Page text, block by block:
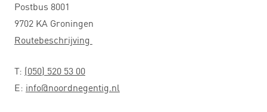
Postbus 8001
9702 KA Groningen
Routebeschrijving
T: (050) 520 53 00
E: info@noordnegentig.nl